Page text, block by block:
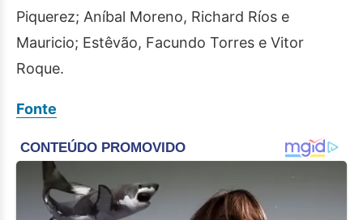
Piquerez; Aníbal Moreno, Richard Ríos e
Mauricio; Estêvão, Facundo Torres e Vitor
Roque.
Fonte